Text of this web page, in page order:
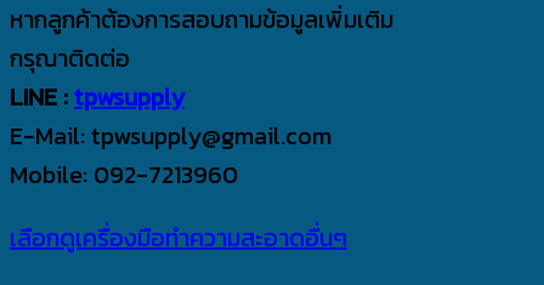
หากลูกค้าต้องการสอบถามข้อมูลเพิ่มเติม
กรุณาติดต่อ
LINE :tpwsupply
E-Mail: tpwsupply@gmail.com
Mobile: 092-7213960
เลือกดูเครื่องมือทำความสะอาดอื่นๆ